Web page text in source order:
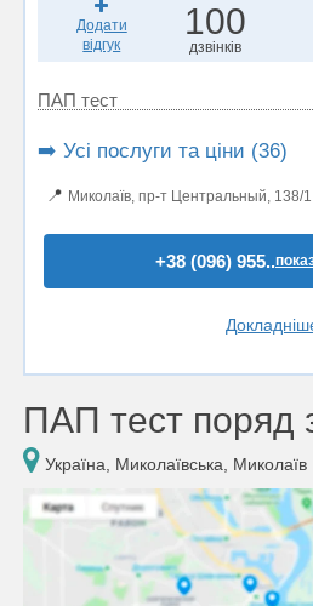
Додати
відгук
100
дзвінків
ПАП тест
➡️ Усі послуги та ціни (36)
📍 Миколаїв, пр-т Центральный, 138/
+38 (096) 955..
ПАП тест поряд
Україна, Миколаївська, Миколаїв